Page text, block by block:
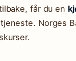
får du en
Norges